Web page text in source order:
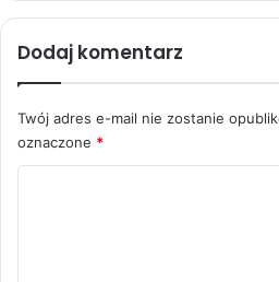
Dodaj komentarz
Twój adres e-mail nie zostanie
oznaczone *